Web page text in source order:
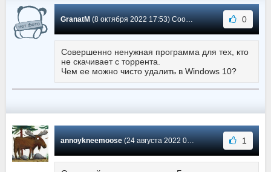
GranatM(8 октября 2022 17:53) Сообщение #564 0
Совершенно ненужная программа для тех, кто
не скачивает с торрента.
Чем ее можно чисто удалить в Windows 10?
annoykneemoose(24 августа 2022 00:42) Сообщение #563 1